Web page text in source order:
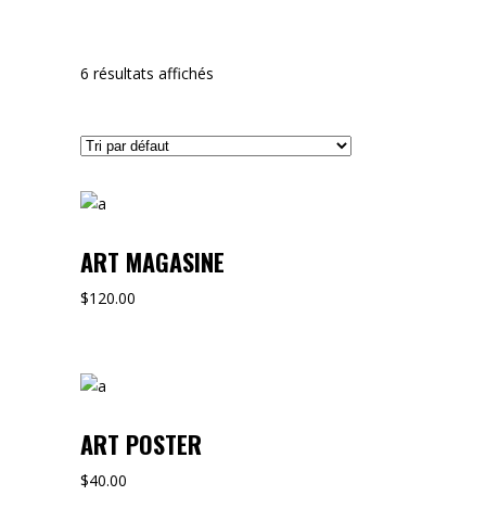
6 résultats affichés
ART MAGASINE
$120.00
ART POSTER
$40.00